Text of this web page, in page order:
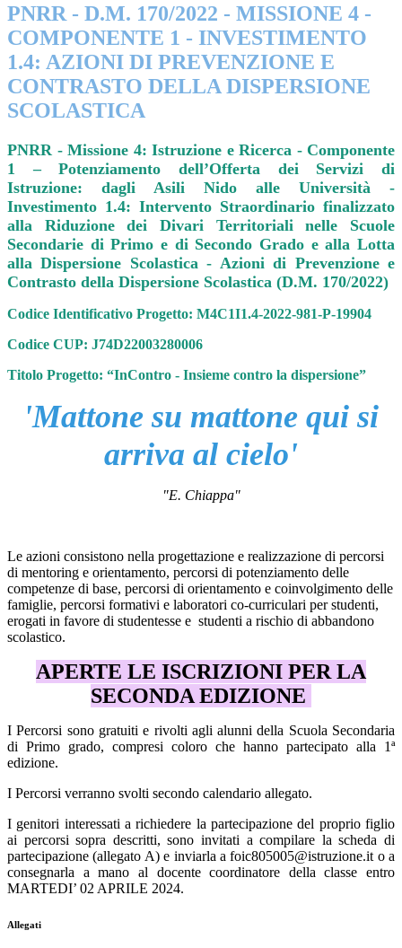
PNRR - D.M. 170/2022 - MISSIONE 4 -
COMPONENTE 1 - INVESTIMENTO
1.4: AZIONI DI PREVENZIONE E
CONTRASTO DELLA DISPERSIONE
SCOLASTICA
PNRR - Missione 4: Istruzione e Ricerca - Componente
1 – Potenziamento dell’Offerta dei Servizi di
Istruzione: dagli Asili Nido alle Università -
Investimento 1.4: Intervento Straordinario finalizzato
alla Riduzione dei Divari Territoriali nelle Scuole
Secondarie di Primo e di Secondo Grado e alla Lotta
alla Dispersione Scolastica - Azioni di Prevenzione e
Contrasto della Dispersione Scolastica (D.M. 170/2022)
Codice Identificativo Progetto: M4C1I1.4-2022-981-P-19904
Codice CUP: J74D22003280006
Titolo Progetto: “InContro - Insieme contro la dispersione”
'Mattone su mattone qui si
arriva al cielo'
"E. Chiappa"
Le azioni consistono nella progettazione e realizzazione di percorsi
di mentoring e orientamento, percorsi di potenziamento delle
competenze di base, percorsi di orientamento e coinvolgimento delle
famiglie, percorsi formativi e laboratori co-curriculari per studenti,
erogati in favore di studentesse e studenti a rischio di abbandono
scolastico.
APERTE LE ISCRIZIONI PER LA
SECONDA EDIZIONE
I Percorsi sono gratuiti e rivolti agli alunni della Scuola Secondaria
di Primo grado, compresi coloro che hanno partecipato alla 1ª
edizione.
I Percorsi verranno svolti secondo calendario allegato.
I genitori interessati a richiedere la partecipazione del proprio figlio
ai percorsi sopra descritti, sono invitati a compilare la scheda di
partecipazione (allegato A) e inviarla a foic805005@istruzione.it o a
consegnarla a mano al docente coordinatore della classe entro
MARTEDI’ 02 APRILE 2024.
Allegati